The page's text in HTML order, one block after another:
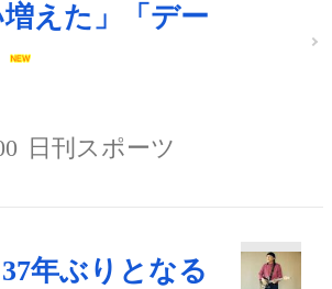
えた」「デー
日刊スポーツ
年ぶりとなる